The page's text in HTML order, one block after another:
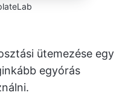
ütemezése egy
egyórás